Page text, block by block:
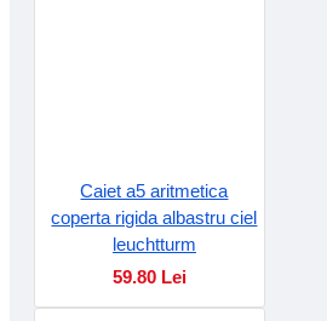
Caiet a5 aritmetica
coperta rigida albastru ciel
leuchtturm
59.80 Lei